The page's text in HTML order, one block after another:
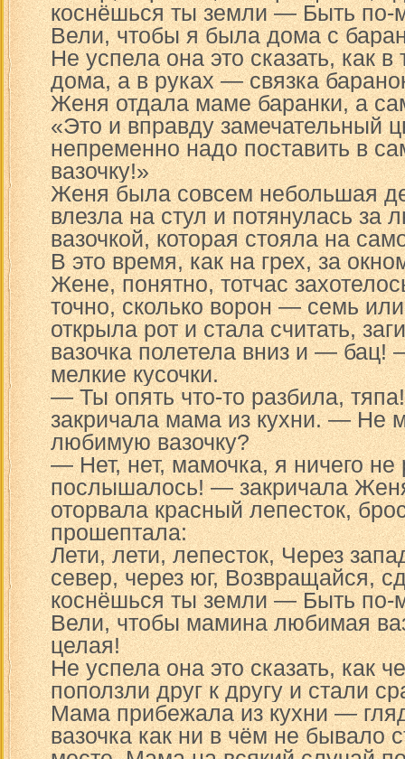
коснёшься ты земли — Быть по-
Вели, чтобы я была дома с
Не успела она это сказать, как в
дома, а в руках — связка
Женя отдала маме баранки, а
«Это и вправду замечательный
непременно надо поставить в
вазочку!»
Женя была совсем небольшая
влезла на стул и потянулась
вазочкой, которая стояла на
В это время, как на грех, за
Жене, понятно, тотчас
точно, сколько ворон — семь
открыла рот и стала считать,
вазочка полетела вниз и — бац!
мелкие кусочки.
— Ты опять что-то разбила,
закричала мама из кухни. — Не
любимую вазочку?
— Нет, нет, мамочка, я ничего не
послышалось! — закричала
оторвала красный лепесток,
прошептала:
Лети, лети, лепесток, Через
север, через юг, Возвращайся,
коснёшься ты земли — Быть по-
Вели, чтобы мамина любимая
целая!
Не успела она это сказать, как
поползли друг к другу и стали
Мама прибежала из кухни —
вазочка как ни в чём не бывало